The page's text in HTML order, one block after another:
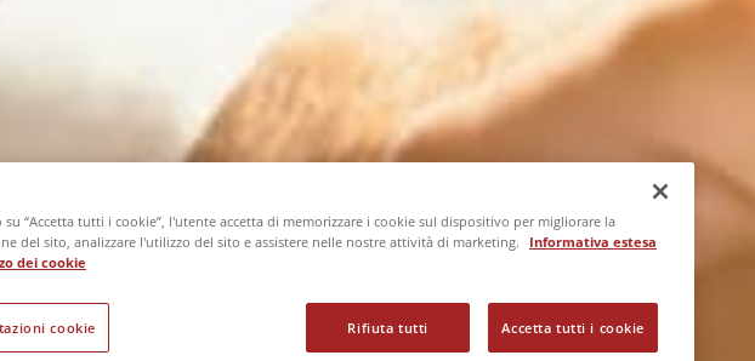
su “Accetta tutti i cookie”, l'utente accetta di memorizzare i cookie sul dispositivo per migliorare la
del sito, analizzare l'utilizzo del sito e assistere nelle nostre attività di marketing.
Informativa estesa
dei cookie
Rifiuta tutti Accetta tutti i cookie
cookie